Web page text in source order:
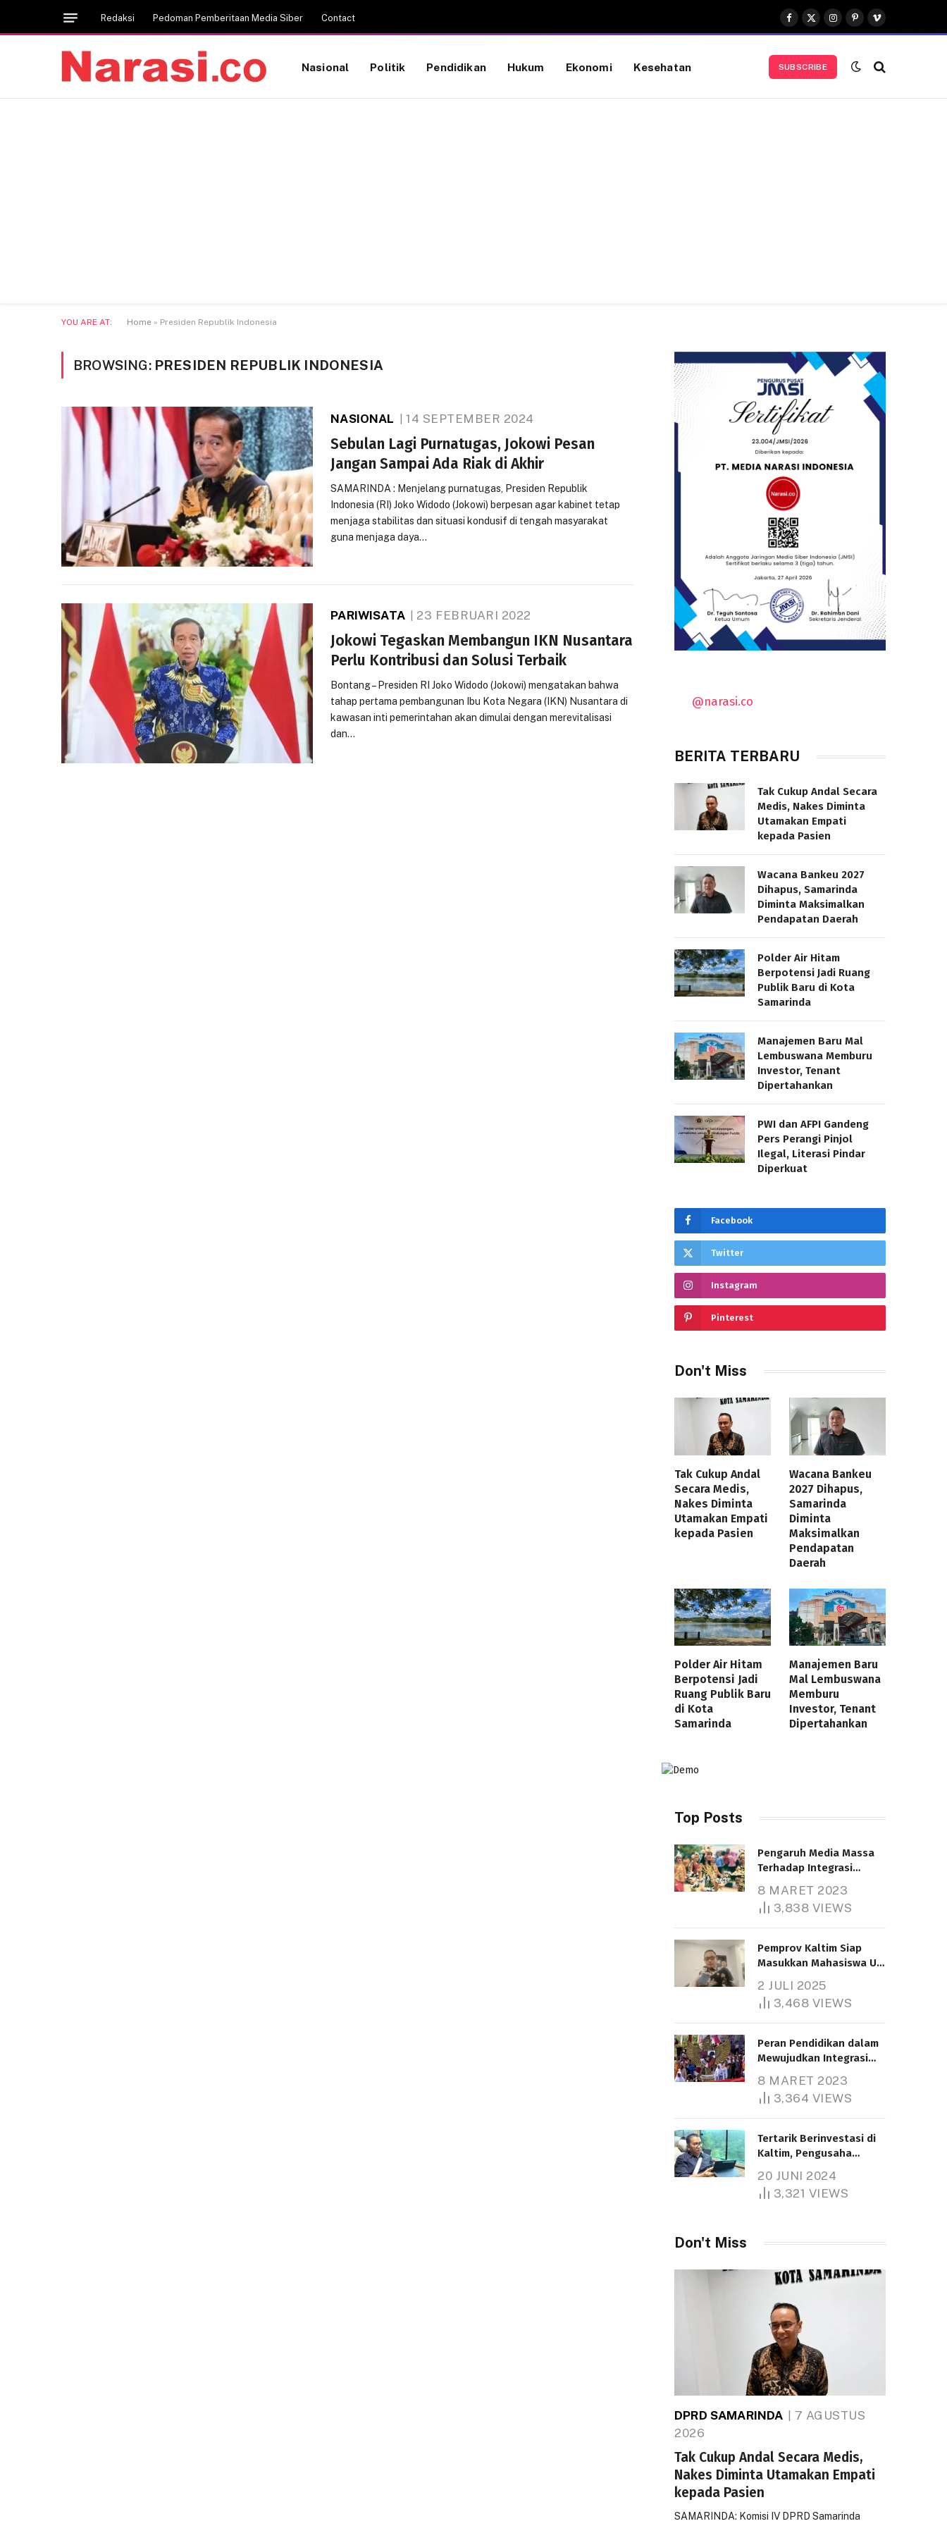
Redaksi Pedoman Pemberitaan Media Siber Contact
Facebook
X
(Twitter)
Instagram
Pinterest
Vimeo
Nasional Politik Pendidikan Hukum Ekonomi Kesehatan SUBSCRIBE
YOU ARE AT: Home » Presiden Republik Indonesia
BROWSING: PRESIDEN REPUBLIK INDONESIA
NASIONAL 14 SEPTEMBER 2024
Sebulan Lagi Purnatugas, Jokowi Pesan
Jangan Sampai Ada Riak di Akhir
SAMARINDA : Menjelang purnatugas, Presiden Republik
Indonesia (RI) Joko Widodo (Jokowi) berpesan agar kabinet tetap
menjaga stabilitas dan situasi kondusif di tengah masyarakat
guna menjaga daya…
PARIWISATA 23 FEBRUARI 2022
Jokowi Tegaskan Membangun IKN Nusantara
Perlu Kontribusi dan Solusi Terbaik
Bontang – Presiden RI Joko Widodo (Jokowi) mengatakan bahwa
tahap pertama pembangunan Ibu Kota Negara (IKN) Nusantara di
kawasan inti pemerintahan akan dimulai dengan merevitalisasi
dan…
@narasi.co
BERITA TERBARU
Tak Cukup Andal Secara
Medis, Nakes Diminta
Utamakan Empati
kepada Pasien
Wacana Bankeu 2027
Dihapus, Samarinda
Diminta Maksimalkan
Pendapatan Daerah
Polder Air Hitam
Berpotensi Jadi Ruang
Publik Baru di Kota
Samarinda
Manajemen Baru Mal
Lembuswana Memburu
Investor, Tenant
Dipertahankan
PWI dan AFPI Gandeng
Pers Perangi Pinjol
Ilegal, Literasi Pindar
Diperkuat
Facebook
Twitter
Instagram
Pinterest
Don't Miss
Tak Cukup Andal
Secara Medis,
Nakes Diminta
Utamakan Empati
kepada Pasien
Wacana Bankeu
2027 Dihapus,
Samarinda
Diminta
Maksimalkan
Pendapatan
Daerah
Polder Air Hitam
Berpotensi Jadi
Ruang Publik Baru
di Kota
Samarinda
Manajemen Baru
Mal Lembuswana
Memburu
Investor, Tenant
Dipertahankan
Top Posts
Pengaruh Media Massa
Terhadap Integrasi
8 MARET 2023
3,838 VIEWS
Pemprov Kaltim Siap
Masukkan Mahasiswa UT
Bantuan Pendidikan
Gratispol
2 JULI 2025
3,468 VIEWS
Peran Pendidikan dalam
Mewujudkan Integrasi
8 MARET 2023
3,364 VIEWS
Tertarik Berinvestasi di
Kaltim, Pengusaha
1.000 Hektare
20 JUNI 2024
3,321 VIEWS
Don't Miss
DPRD SAMARINDA
7 AGUSTUS
2026
Tak Cukup Andal Secara Medis,
Nakes Diminta Utamakan Empati
kepada Pasien
SAMARINDA: Komisi IV DPRD Samarinda